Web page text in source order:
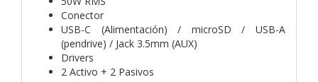
Conector
USB-C (Alimentación) / microSD / USB-A
(pendrive) / Jack 3.5mm (AUX)
Drivers
2 Activo + 2 Pasivos